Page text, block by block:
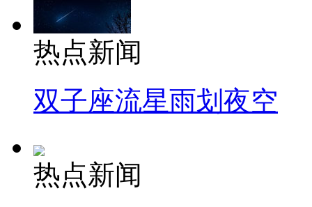
热点新闻
双子座流星雨划夜空
热点新闻